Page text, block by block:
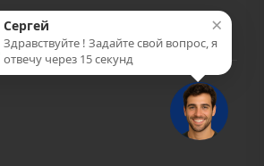
×
Сергей
Здравствуйте ! Задайте свой вопрос, я
отвечу через 15 секунд